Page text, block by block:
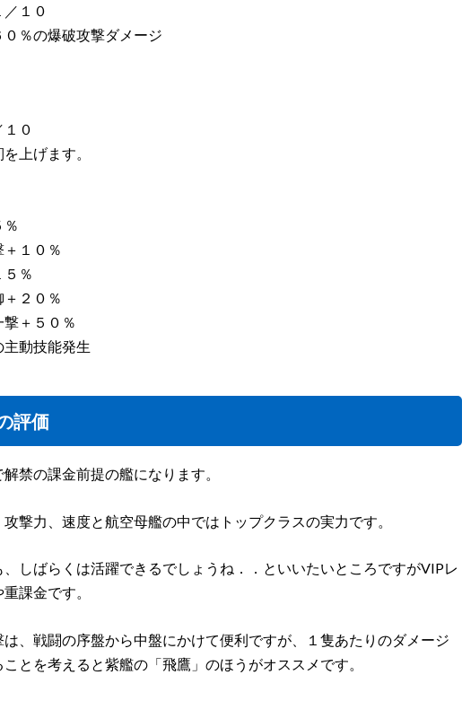
１０
％の爆破攻撃ダメージ
０
上げます。
％
１０％
％
２０％
＋５０％
動技能発生
評価
禁の課金前提の艦になります。
撃力、速度と航空母艦の中ではトップクラスの実力です。
しばらくは活躍できるでしょうね．．といいたいところですがVIPレ
課金です。
、戦闘の序盤から中盤にかけて便利ですが、１隻あたりのダメージ
とを考えると紫艦の「飛鷹」のほうがオススメです。